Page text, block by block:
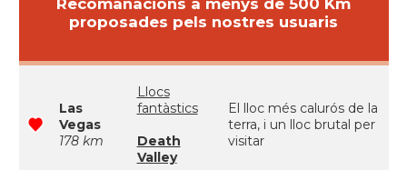
Recomanacions a menys de 500 Km
proposades pels nostres usuaris
Las
Vegas
178 km
Llocs
fantàstics
Death
Valley
El lloc més calurós de la
terra, i un lloc brutal per
visitar